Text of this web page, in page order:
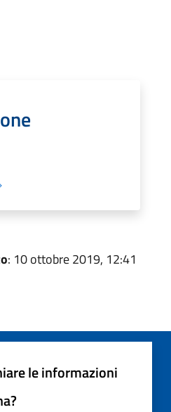
: 10 ottobre 2019, 12:41
le informazioni